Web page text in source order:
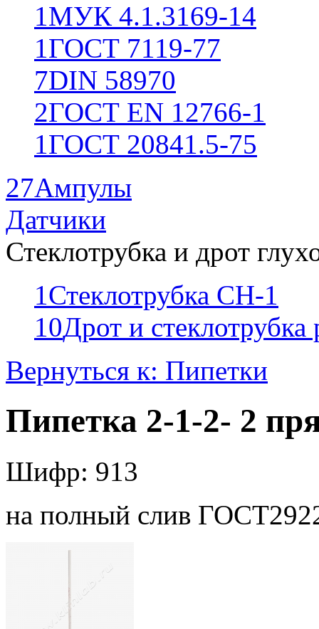
1МУК 4.1.3169-14
1ГОСТ 7119-77
7DIN 58970
2ГОСТ EN 12766-1
1ГОСТ 20841.5-75
27Ампулы
Датчики
Стеклотрубка и дрот
1Стеклотрубка СН-1
10Дрот и
Вернуться к: Пипетки
Пипетка 2-1-2- 2
Шифр: 913
на полный слив